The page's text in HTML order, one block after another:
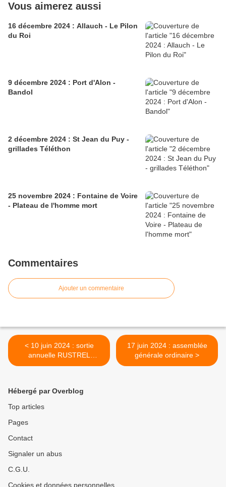
Vous aimerez aussi
16 décembre 2024 : Allauch - Le Pilon
du Roi
9 décembre 2024 : Port d'Alon -
Bandol
2 décembre 2024 : St Jean du Puy -
grillades Téléthon
25 novembre 2024 : Fontaine de Voire
- Plateau de l'homme mort
Commentaires
Ajouter un commentaire
< 10 juin 2024 : sortie
annuelle RUSTREL
colorado provençal
17 juin 2024 : assemblée
générale ordinaire >
Hébergé par Overblog
Top articles
Pages
Contact
Signaler un abus
C.G.U.
Cookies et données personnelles